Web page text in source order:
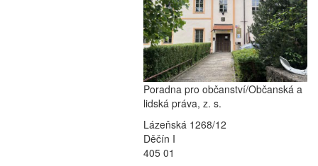
Poradna pro občanství/Občanská a
lidská práva, z. s.
Lázeňská 1268/12
Děčín I
405 01